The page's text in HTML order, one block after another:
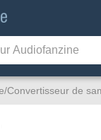
Convertisseur de